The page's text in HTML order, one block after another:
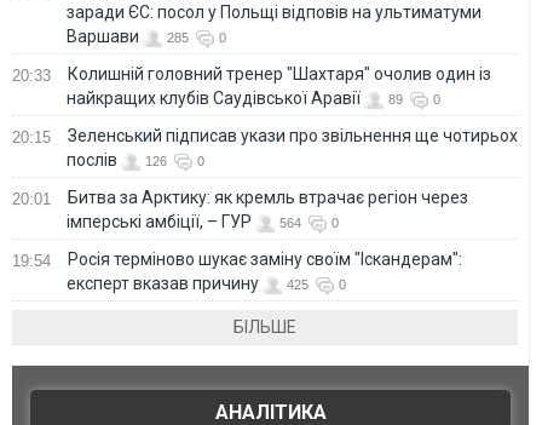
заради ЄС: посол у Польщі відповів на ультиматуми
Варшави
285 0
20:33
Колишній головний тренер "Шахтаря" очолив один із
найкращих клубів Саудівської Аравії
89 0
20:15
Зеленський підписав укази про звільнення ще чотирьох
послів
126 0
20:01
Битва за Арктику: як кремль втрачає регіон через
імперські амбіції, – ГУР
564 0
19:54
Росія терміново шукає заміну своїм "Іскандерам":
експерт вказав причину
425 0
БІЛЬШЕ
АНАЛІТИКА